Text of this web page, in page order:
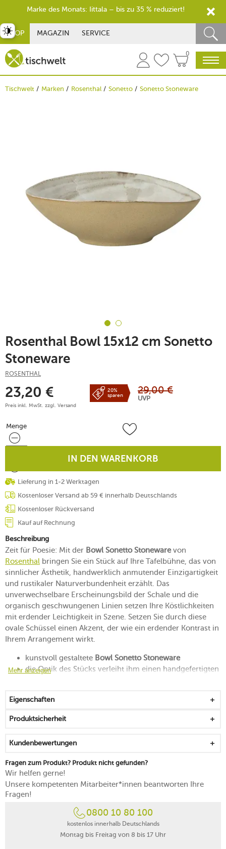
SHOP MAGAZIN SERVICE
0
Tischwelt Marken Rosenthal Sonetto Sonetto Stoneware
Rosenthal Bowl 15x12 cm Sonetto
Stoneware
ROSENTHAL
23,20 €
Preis inkl. MwSt. zzgl. Versand
20%
sparen
29,00 €
UVP
Menge
Menge
IN DEN WARENKORB
Lieferung in 1-2 Werktagen
Kostenloser Versand ab 59 € innerhalb Deutschlands
Kostenloser Rückversand
Kauf auf Rechnung
Beschreibung
Zeit für Poesie: Mit der Bowl Sonetto Stonewarevon
Rosenthal bringen Sie ein Stück auf Ihre Tafelbühne, das von
sinnlicher Ästhetik, handwerklich anmutender Einzigartigkeit
und rustikaler Naturverbundenheit erzählt. Das
unverwechselbare Erscheinungsbild der Schale und die
organisch geschwungenen Linien setzen Ihre Köstlichkeiten
mit erdender Leichtigkeit in Szene. Setzen Sie durch diese
ovale Schüssel einen Akzent, der wie ein erdender Kontrast in
Ihrem Arrangement wirkt.
kunstvoll gestaltete Bowl Sonetto Stoneware
die Optik des Stücks verleiht ihm einen handgefertigten
einen einzigartigen Look auf
jedes Stück ist ein Unikat, das als Hommage an die
geschwungenen Linien, die für elegante Leichtigkeit
stehen
wirkt in Kombination mit weißem Porzellan besonders
blickfangend
ausgezeichnet mit dem German Design Award 2025
mikrowellengeeignet
spülmaschinenfest
Mehr anzeigen
Eigenschaften
Produktsicherheit
Kundenbewertungen
Fragen zum Produkt? Produkt nicht gefunden?
Wir helfen gerne!
Unsere kompetenten Mitarbeiter*innen beantworten Ihre
Fragen!
0800 10 80 100
kostenlos innerhalb Deutschlands
Montag bis Freitag von 8 bis 17 Uhr
umschalten
Marke des Monats: Iittala – bis zu 35 % reduziert!